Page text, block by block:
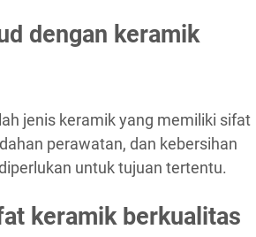
dengan keramik
jenis keramik yang memiliki sifat
perawatan, dan kebersihan
untuk tujuan tertentu.
keramik berkualitas